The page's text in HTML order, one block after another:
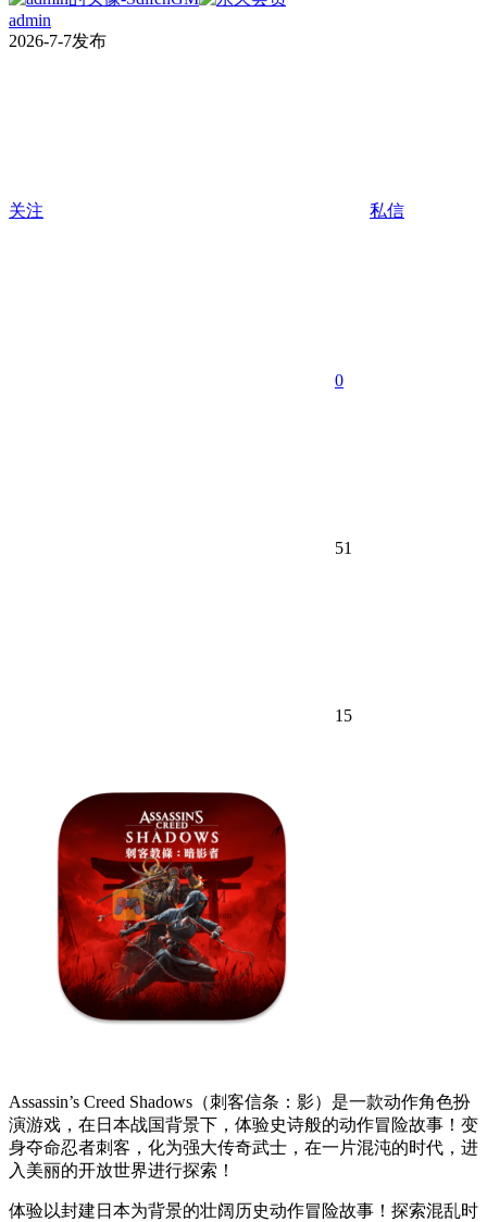
admin
2026-7-7发布
关注 私信
0
51
15
Assassin’s Creed Shadows（刺客信条：影）是一款动作角色扮
演游戏，在日本战国背景下，体验史诗般的动作冒险故事！变
身夺命忍者刺客，化为强大传奇武士，在一片混沌的时代，进
入美丽的开放世界进行探索！
体验以封建日本为背景的壮阔历史动作冒险故事！探索混乱时